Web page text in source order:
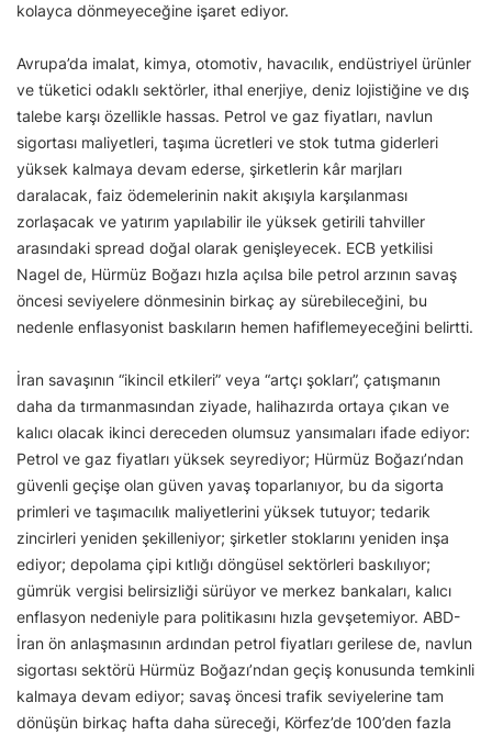
kolayca dönmeyeceğine işaret ediyor.
Avrupa’da imalat, kimya, otomotiv, havacılık, endüstriyel ürünler
ve tüketici odaklı sektörler, ithal enerjiye, deniz lojistiğine ve dış
talebe karşı özellikle hassas. Petrol ve gaz fiyatları, navlun
sigortası maliyetleri, taşıma ücretleri ve stok tutma giderleri
yüksek kalmaya devam ederse, şirketlerin kâr marjları
daralacak, faiz ödemelerinin nakit akışıyla karşılanması
zorlaşacak ve yatırım yapılabilir ile yüksek getirili tahviller
arasındaki spread doğal olarak genişleyecek. ECB yetkilisi
Nagel de, Hürmüz Boğazı hızla açılsa bile petrol arzının savaş
öncesi seviyelere dönmesinin birkaç ay sürebileceğini, bu
nedenle enflasyonist baskıların hemen hafiflemeyeceğini belirtti.
İran savaşının “ikincil etkileri” veya “artçı şokları”, çatışmanın
daha da tırmanmasından ziyade, halihazırda ortaya çıkan ve
kalıcı olacak ikinci dereceden olumsuz yansımaları ifade ediyor:
Petrol ve gaz fiyatları yüksek seyrediyor; Hürmüz Boğazı’ndan
güvenli geçişe olan güven yavaş toparlanıyor, bu da sigorta
primleri ve taşımacılık maliyetlerini yüksek tutuyor; tedarik
zincirleri yeniden şekilleniyor; şirketler stoklarını yeniden inşa
ediyor; depolama çipi kıtlığı döngüsel sektörleri baskılıyor;
gümrük vergisi belirsizliği sürüyor ve merkez bankaları, kalıcı
enflasyon nedeniyle para politikasını hızla gevşetemiyor. ABD-
İran ön anlaşmasının ardından petrol fiyatları gerilese de, navlun
sigortası sektörü Hürmüz Boğazı’ndan geçiş konusunda temkinli
kalmaya devam ediyor; savaş öncesi trafik seviyelerine tam
dönüşün birkaç hafta daha süreceği, Körfez’de 100’den fazla